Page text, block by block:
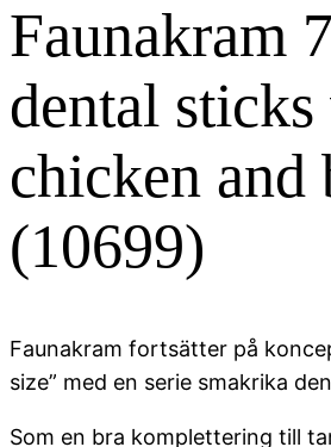
Faunakram
dental
chicken and
(10699)
Faunakram fortsätter på
size” med en serie smakrika
Som en bra komplettering till